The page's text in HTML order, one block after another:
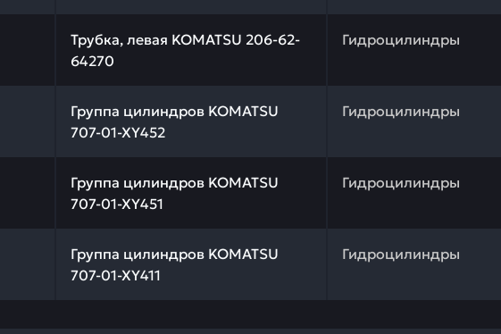
Трубка, левая KOMATSU 206-62-
64270
Гидроцилиндры
качества и профессиональный подбор. Трубка, левая
Группа цилиндров KOMATSU
707-01-XY452
Гидроцилиндры
качества и профессиональный подбор. Группа цилиндров
Группа цилиндров KOMATSU
707-01-XY451
Гидроцилиндры
качества и профессиональный подбор. Группа цилиндров
Группа цилиндров KOMATSU
707-01-XY411
Гидроцилиндры
качества и профессиональный подбор. Группа цилиндров